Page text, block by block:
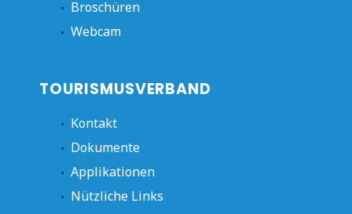
Broschüren
Webcam
TOURISMUSVERBAND
Kontakt
Dokumente
Applikationen
Nützliche Links